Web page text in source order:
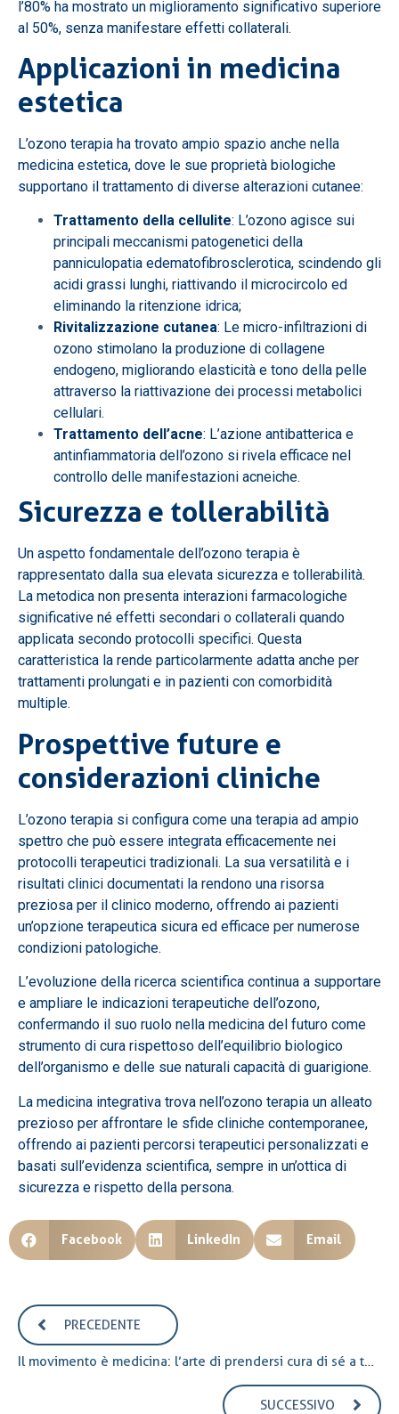
l’80% ha mostrato un miglioramento significativo superiore
al 50%, senza manifestare effetti collaterali.
Applicazioni in medicina
estetica
L’ozono terapia ha trovato ampio spazio anche nella
medicina estetica, dove le sue proprietà biologiche
supportano il trattamento di diverse alterazioni cutanee:
Trattamento della cellulite: L’ozono agisce sui
principali meccanismi patogenetici della
panniculopatia edematofibrosclerotica, scindendo gli
acidi grassi lunghi, riattivando il microcircolo ed
eliminando la ritenzione idrica;
Rivitalizzazione cutanea: Le micro-infiltrazioni di
ozono stimolano la produzione di collagene
endogeno, migliorando elasticità e tono della pelle
attraverso la riattivazione dei processi metabolici
cellulari.
Trattamento dell’acne: L’azione antibatterica e
antinfiammatoria dell’ozono si rivela efficace nel
controllo delle manifestazioni acneiche.
Sicurezza e tollerabilità
Un aspetto fondamentale dell’ozono terapia è
rappresentato dalla sua elevata sicurezza e tollerabilità.
La metodica non presenta interazioni farmacologiche
significative né effetti secondari o collaterali quando
applicata secondo protocolli specifici. Questa
caratteristica la rende particolarmente adatta anche per
trattamenti prolungati e in pazienti con comorbidità
multiple.
Prospettive future e
considerazioni cliniche
L’ozono terapia si configura come una terapia ad ampio
spettro che può essere integrata efficacemente nei
protocolli terapeutici tradizionali. La sua versatilità e i
risultati clinici documentati la rendono una risorsa
preziosa per il clinico moderno, offrendo ai pazienti
un’opzione terapeutica sicura ed efficace per numerose
condizioni patologiche.
L’evoluzione della ricerca scientifica continua a supportare
e ampliare le indicazioni terapeutiche dell’ozono,
confermando il suo ruolo nella medicina del futuro come
strumento di cura rispettoso dell’equilibrio biologico
dell’organismo e delle sue naturali capacità di guarigione.
La medicina integrativa trova nell’ozono terapia un alleato
prezioso per affrontare le sfide cliniche contemporanee,
offrendo ai pazienti percorsi terapeutici personalizzati e
basati sull’evidenza scientifica, sempre in un’ottica di
sicurezza e rispetto della persona.
Facebook LinkedIn Email
PRECEDENTE
Il movimento è medicina: l’arte di prendersi cura di sé a tutte le età.
SUCCESSIVO